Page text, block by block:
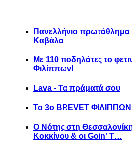
Πανελλήνιο πρωτάθλημα
Καβάλα
Με 110 ποδηλάτες το
Φιλίππων!
Lava - Τα πράματά σου
Το 3ο BREVET ΦΙΛΙΠΠΩΝ
Ο Νότης στη
Κοκκίνου & οι Goin' T…